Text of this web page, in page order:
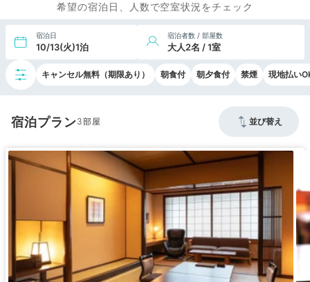
希望の宿泊日、人数で空室状況をチェック
宿泊日
10/13(火)1泊
宿泊者数 / 部屋数
大人2名 / 1室
キャンセル無料（期限あり） 朝食付 朝夕食付 禁煙 現地払い
宿泊プラン3 並び替え